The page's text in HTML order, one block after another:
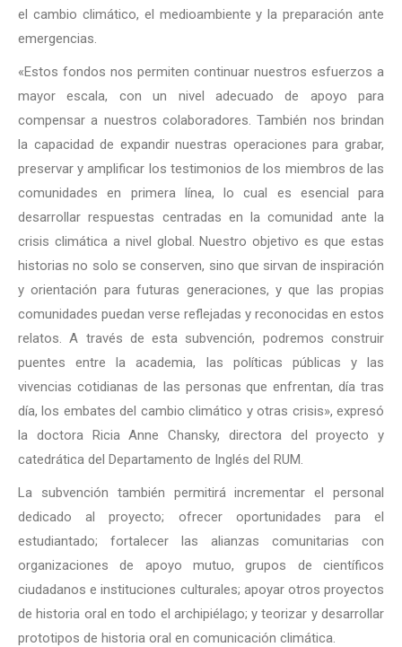
el cambio climático, el medioambiente y la preparación ante
emergencias.
«Estos fondos nos permiten continuar nuestros esfuerzos a
mayor escala, con un nivel adecuado de apoyo para
compensar a nuestros colaboradores. También nos brindan
la capacidad de expandir nuestras operaciones para grabar,
preservar y amplificar los testimonios de los miembros de las
comunidades en primera línea, lo cual es esencial para
desarrollar respuestas centradas en la comunidad ante la
crisis climática a nivel global. Nuestro objetivo es que estas
historias no solo se conserven, sino que sirvan de inspiración
y orientación para futuras generaciones, y que las propias
comunidades puedan verse reflejadas y reconocidas en estos
relatos. A través de esta subvención, podremos construir
puentes entre la academia, las políticas públicas y las
vivencias cotidianas de las personas que enfrentan, día tras
día, los embates del cambio climático y otras crisis», expresó
la doctora Ricia Anne Chansky, directora del proyecto y
catedrática del Departamento de Inglés del RUM.
La subvención también permitirá incrementar el personal
dedicado al proyecto; ofrecer oportunidades para el
estudiantado; fortalecer las alianzas comunitarias con
organizaciones de apoyo mutuo, grupos de científicos
ciudadanos e instituciones culturales; apoyar otros proyectos
de historia oral en todo el archipiélago; y teorizar y desarrollar
prototipos de historia oral en comunicación climática.